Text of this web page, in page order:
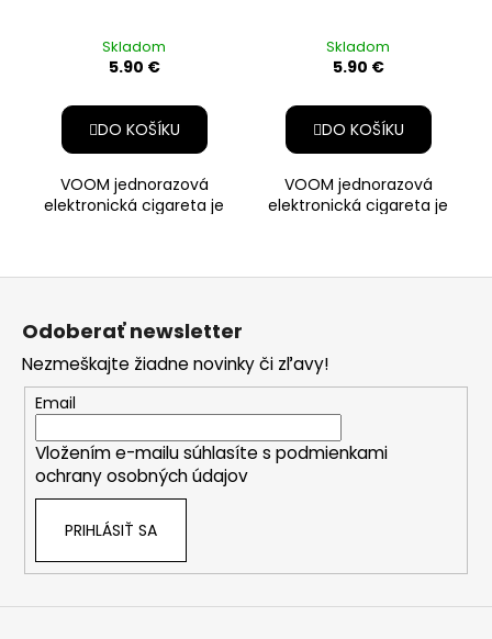
Skladom
5.90 €
DO KOŠÍKU
VOOM jednorazová
elektronická cigareta je
Skladom
5.90 €
DO KOŠÍKU
VOOM jednorazová
elektronická cigareta je
Z
Odoberať newsletter
Nezmeškajte žiadne novinky či zľavy!
Email
Vložením e-mailu súhlasíte s podmienkami
ochrany osobných údajov
PRIHLÁSIŤ SA